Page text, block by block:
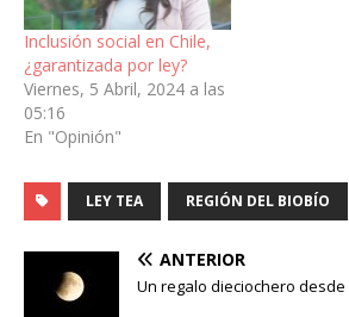
Inclusión social en Chile,
¿garantizada por ley?
Viernes, 5 Abril, 2024 a las
05:16
En "Opinión"
LEY TEA REGIÓN DEL BIOBÍO
ANTERIOR
Un regalo dieciochero desde